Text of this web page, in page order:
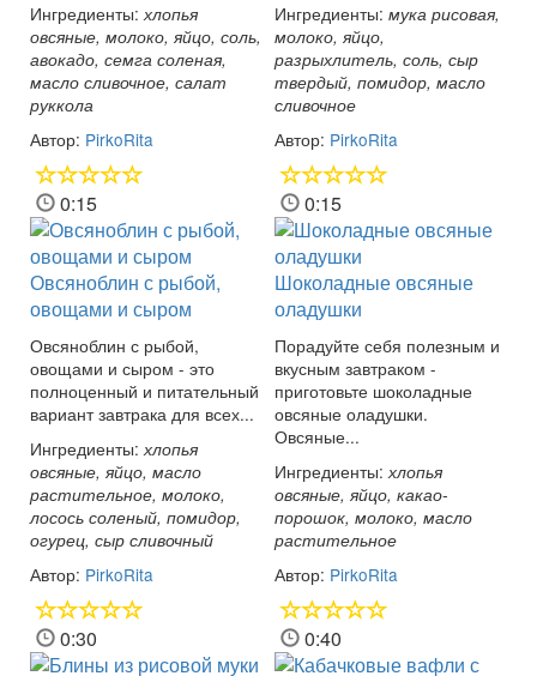
Ингредиенты:хлопья
овсяные, молоко, яйцо, соль,
авокадо, семга соленая,
масло сливочное, салат
руккола
Автор: PirkoRita
Ингредиенты: мука рисовая,
молоко, яйцо,
разрыхлитель, соль, сыр
твердый, помидор, масло
сливочное
Автор: PirkoRita
0:15
Овсяноблин с рыбой,
овощами и сыром
Овсяноблин с рыбой,
овощами и сыром - это
полноценный и питательный
вариант завтрака для всех...
Ингредиенты:хлопья
овсяные, яйцо, масло
растительное, молоко,
лосось соленый, помидор,
огурец, сыр сливочный
Автор: PirkoRita
0:15
Шоколадные овсяные
оладушки
Порадуйте себя полезным и
вкусным завтраком -
приготовьте шоколадные
овсяные оладушки.
Овсяные...
Ингредиенты:хлопья
овсяные, яйцо, какао-
порошок, молоко, масло
растительное
Автор: PirkoRita
0:30
0:40